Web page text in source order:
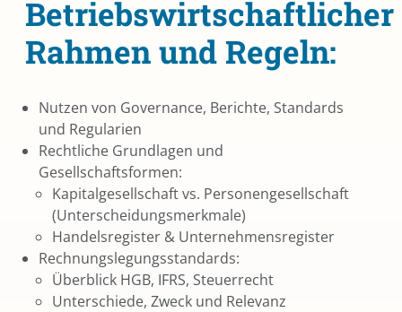
Betriebswirtschaftlicher
Rahmen und Regeln:
Nutzen von Governance, Berichte, Standards
und Regularien
Rechtliche Grundlagen und
Gesellschaftsformen:
Kapitalgesellschaft vs. Personengesellschaft
(Unterscheidungsmerkmale)
Handelsregister & Unternehmensregister
Rechnungslegungsstandards:
Überblick HGB, IFRS, Steuerrecht
Unterschiede, Zweck und Relevanz